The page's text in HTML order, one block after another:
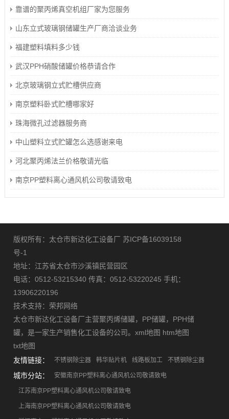
靠谱的聚丙烯真空机组厂家为您服务
山东立式玻璃钢储罐生产厂商洽谈业务
福建塑料填料多少钱
武汉PPH硝酸储罐价格恭请合作
北京玻璃钢立式贮槽供应商
南京塑料卧式贮槽哪家好
珠海微孔过滤器服务商
中山塑料立式贮罐怎么选感谢来电
河北聚丙烯法兰价格敬请光临
南京PP塑料离心通风机公司敬请致电
版权所有：太仓市新达化工设备厂 苏ICP备16039158
号-1
地址：江苏省太仓市沙溪镇民营园区
电话：0512-53215340 传真：0512-53220245 手机：
13906220196
技术支持： 荣邦网络
太仓市新达化工设备厂主营聚丙烯储罐， PP储罐， PPH储
罐，是一家生产销售化工设备的公司。xml地图 htm地图
txt地图
友情链接：
不锈钢除尘器 韩华贴片机 线路板加工 不锈钢除尘器
城市分站： 安徽南京PP塑料离心通风机公司敬请致电
江苏南京PP塑料离心通风机公司敬请致电
上海南京PP塑料离心通风机公司敬请致电